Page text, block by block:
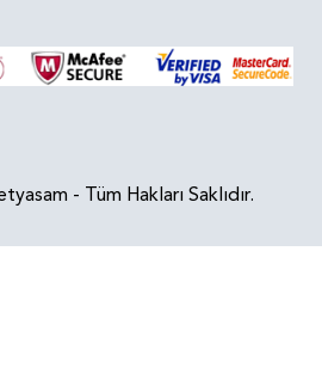
- Tüm Hakları Saklıdır.